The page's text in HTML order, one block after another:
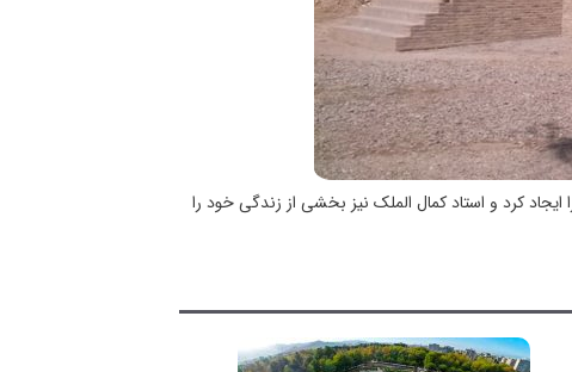
کرد و استاد کمال الملک نیز بخشی از زندگی خود را